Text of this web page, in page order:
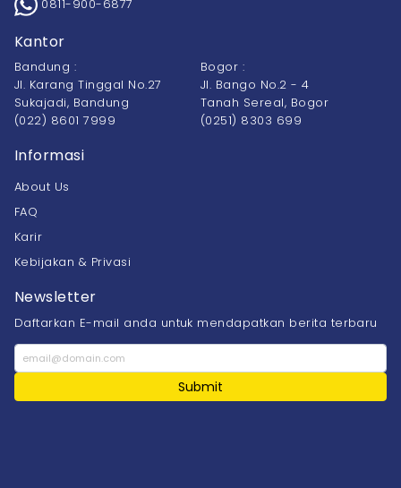
0811-900-6877
Kantor
Bandung :
Jl. Karang Tinggal No.27
Sukajadi, Bandung
(022) 8601 7999
Bogor :
Jl. Bango No.2 - 4
Tanah Sereal, Bogor
(0251) 8303 699
Informasi
About Us
FAQ
Karir
Kebijakan & Privasi
Newsletter
Daftarkan E-mail anda untuk mendapatkan berita terbaru
Submit